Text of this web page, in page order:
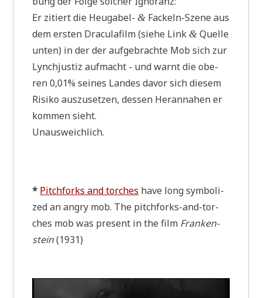
Er zitiert die Heu­ga­bel-& Fackeln-Sze­ne aus
dem ersten Dra­cula­film (sie­he Link& Quel­le
unten) in der der auf­ge­brach­te Mob sich zur
Lynch­ju­stiz auf­macht - und warnt die obe­
ren 0,01% sei­nes Lan­des davor sich die­sem
Risi­ko aus­zu­set­zen, des­sen Her­an­na­hen er
kom­men sieht.
Unausweichlich.
* Pitch­forks and tor­ches have long sym­bo­li­
zed an angry mob. The pitch­forks-and-tor­
ches mob was pre­sent in the film Fran­ken­
stein(1931)